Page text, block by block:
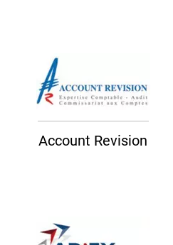
Account Revision